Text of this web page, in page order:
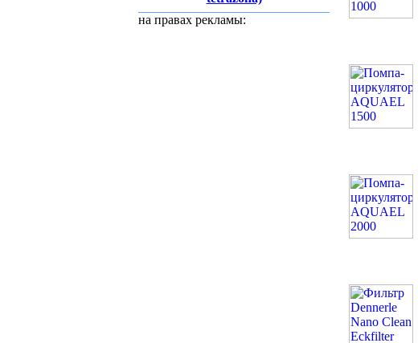
на правах рекламы: